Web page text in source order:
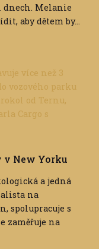
Melanie
aby dětem by...
v New Yorku
a jedná
na
spolupracuje s
zaměřuje na